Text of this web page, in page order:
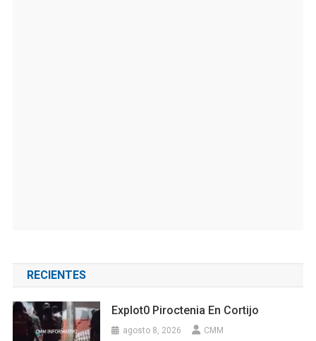
RECIENTES
Explot0 Piroctenia En Cortijo
agosto 8, 2026 CMM